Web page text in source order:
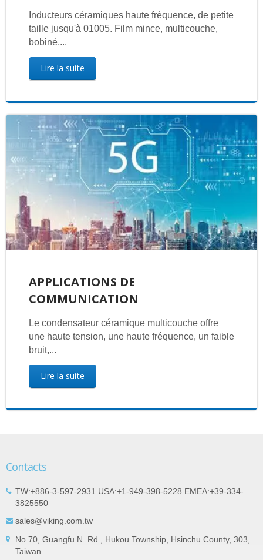
Inducteurs céramiques haute fréquence, de petite
taille jusqu'à 01005. Film mince, multicouche,
bobiné,...
Lire la suite
APPLICATIONS DE
COMMUNICATION
Le condensateur céramique multicouche offre
une haute tension, une haute fréquence, un faible
bruit,...
Lire la suite
Contacts
TW:+886-3-597-2931 USA:+1-949-398-5228 EMEA:+39-334-
3825550
sales@viking.com.tw
No.70, Guangfu N. Rd., Hukou Township, Hsinchu County, 303,
Taiwan